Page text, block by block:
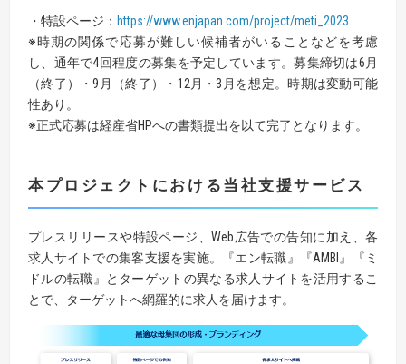
・特設ページ： https://www.enjapan.com/project/meti_2023
※時期の関係で応募が難しい候補者がいることなどを考慮
し、通年で4回程度の募集を予定しています。募集締切は6月
（終了）・9月（終了）・12月・3月を想定。時期は変動可能
性あり。
※正式応募は経産省HPへの書類提出を以て完了となります。
本プロジェクトにおける当社支援サービス
プレスリリースや特設ページ、Web広告での告知に加え、各
求人サイトでの集客支援を実施。『エン転職』『AMBI』『ミ
ドルの転職』とターゲットの異なる求人サイトを活用するこ
とで、ターゲットへ網羅的に求人を届けます。